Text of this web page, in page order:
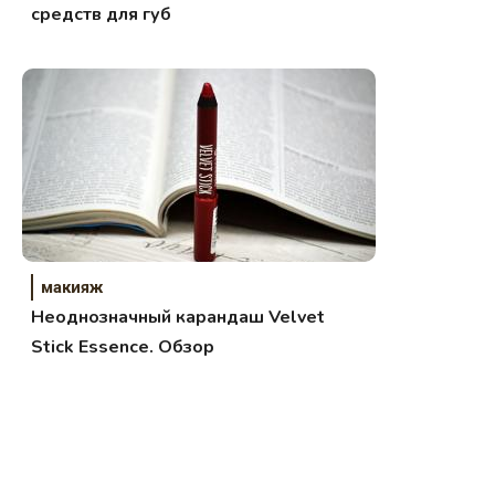
средств для губ
макияж
Неоднозначный карандаш Velvet
Stick Essence. Обзор